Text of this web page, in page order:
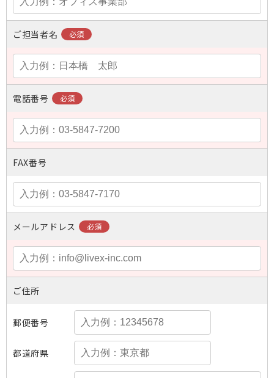
ご担当者名
電話番号
FAX番号
メールアドレス
ご住所
郵便番号
都道府県